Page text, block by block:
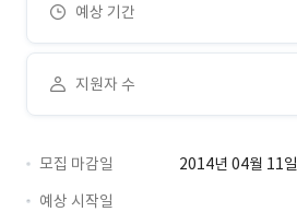
예상 기간
지원자 수
모집 마감일
2014년 04월 11일
예상 시작일